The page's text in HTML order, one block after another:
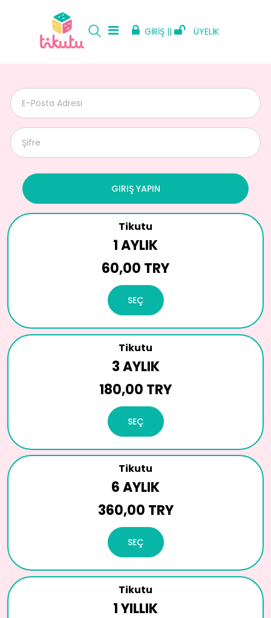
GİRİŞ || ÜYELİK
GIRIŞ YAPIN
Tikutu
1 AYLIK
60,00 TRY
SEÇ
Tikutu
3 AYLIK
180,00 TRY
SEÇ
Tikutu
6 AYLIK
360,00 TRY
SEÇ
Tikutu
1 YILLIK